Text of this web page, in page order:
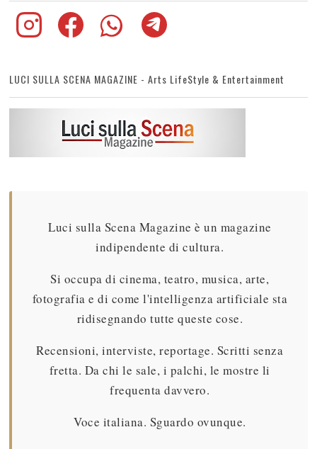
LUCI SULLA SCENA MAGAZINE - Arts LifeStyle & Entertainment
Luci sulla Scena Magazine è un magazine
indipendente di cultura.
Si occupa di cinema, teatro, musica, arte,
fotografia e di come l'intelligenza artificiale sta
ridisegnando tutte queste cose.
Recensioni, interviste, reportage. Scritti senza
fretta. Da chi le sale, i palchi, le mostre li
frequenta davvero.
Voce italiana. Sguardo ovunque.